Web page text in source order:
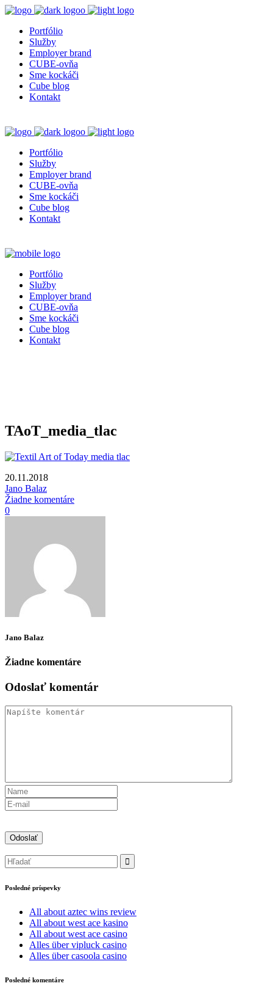
Portfólio
Služby
Employer brand
CUBE-ovňa
Sme kockáči
Cube blog
Kontakt
Portfólio
Služby
Employer brand
CUBE-ovňa
Sme kockáči
Cube blog
Kontakt
Portfólio
Služby
Employer brand
CUBE-ovňa
Sme kockáči
Cube blog
Kontakt
TAoT_media_tlac
20.11.2018
Jano Balaz
Žiadne komentáre
0
Jano Balaz
Žiadne komentáre
Odoslať komentár
Posledné príspevky
All about aztec wins review
All about west ace kasino
All about west ace casino
Alles über vipluck casino
Alles über casoola casino
Posledné komentáre